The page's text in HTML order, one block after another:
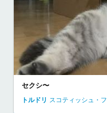
セクシ〜
トルドリ スコティッシュ・